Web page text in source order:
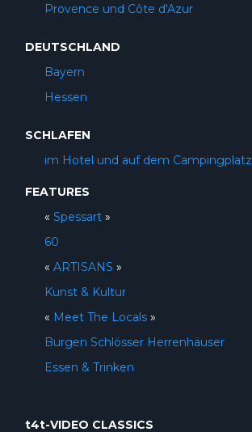
Provence und Côte d'Azur
DEUTSCHLAND
Bayern
Hessen
SCHLAFEN
im Hotel und auf dem Campingplatz
FEATURES
« Spessart »
60
« ARTISANS »
Kunst & Kultur
« Meet The Locals »
Burgen Schlösser Herrenhäuser
Essen & Trinken
t4t-VIDEO CLASSICS